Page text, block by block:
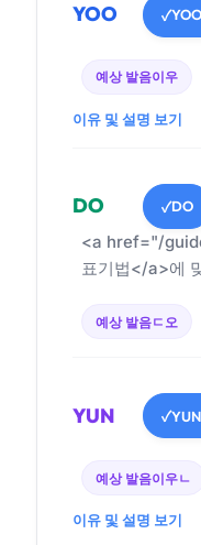
YOO ✓YOO
예상 발음이우
이유 및 설명 보기
DO ✓DO
<a href="/
표기법</a>에
예상 발음ㄷ오
YUN ✓YUN
예상 발음이우ㄴ
이유 및 설명 보기